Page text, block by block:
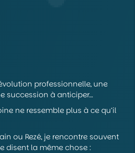
professionnelle, une
succession à anticiper…
ne ressemble plus à ce qu’il
ou Rezé, je rencontre souvent
disent la même chose :